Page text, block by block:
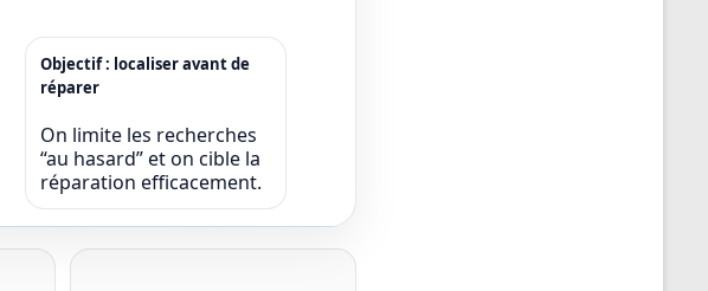
Objectif : localiser avant de
réparer
On limite les recherches
“au hasard” et on cible la
réparation efficacement.